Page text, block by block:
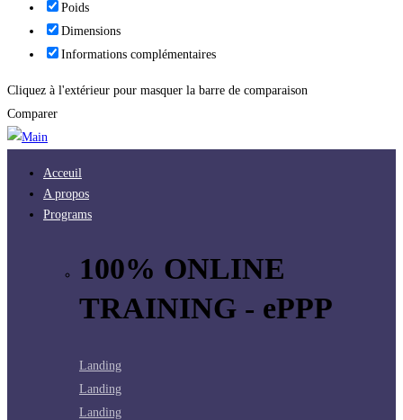
Poids
Dimensions
Informations complémentaires
Cliquez à l'extérieur pour masquer la barre de comparaison
Comparer
Acceuil
A propos
Programs
100% ONLINE
TRAINING - ePPP
Landing
Landing
Landing